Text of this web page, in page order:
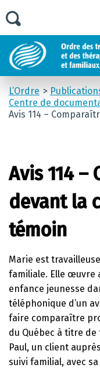
L’Ordre
Centre de
Avis 114 –
Avis 114 –
devant la
témoin
Marie est
familiale. Elle œuvre
enfance jeunesse
téléphonique d’un
faire comparaître
du Québec à titre
Paul, un client
suivi familial, avec